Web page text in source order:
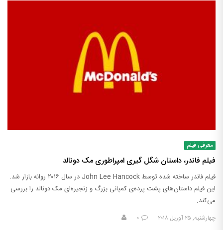
معرفی فیلم
فیلم فاندر، داستان شگل گیری امپراطوری مک دونالد
فیلم فاندر ساخته شده توسط John Lee Hancock در سال ۲۰۱۶ روانه بازار شد.
این فیلم داستان‌های پشت پرده‌ی کمپانی بزرگ و زنجیره‌ای مک دونالد را بررسی
می‌کند.
چهارشنبه, ۲۵ آوریل ۲۰۱۸ ۰